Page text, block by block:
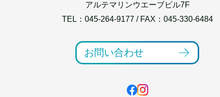
アルテマリンウエーブビル7F
TEL： 045-264-9177 / FAX：045-330-6484
お問い合わせ